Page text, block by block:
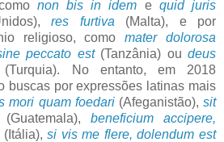
non bis in idem e quid juris
res furtiva (Malta), e por
religioso, comomater dolorosa
peccato est (Tanzânia) oudeus
No entanto, em 2018
buscas por expressões latinas mais
mori quam foedari(Afeganistão), sit
(Guatemala), beneficium accipere,
(Itália), si vis me flere, dolendum est